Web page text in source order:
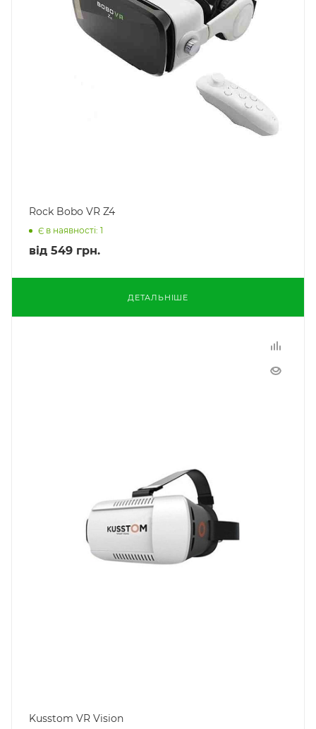
Rock Bobo VR Z4
Є в наявності: 1
від 549 грн.
ДЕТАЛЬНІШЕ
Kusstom VR Vision